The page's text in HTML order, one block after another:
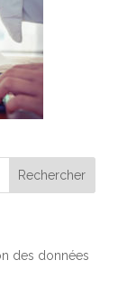
des données